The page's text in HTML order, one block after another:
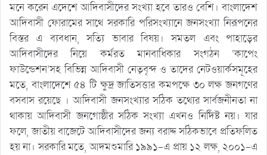
মনে করেন এদেশে আদিবাসীদের সংখ্যা হবে তারও বেশি। বাংলাদেশ
আদিবাসী ফোরামের সাথে সরকারি পরিসংখ্যানে জনসংখ্যা নিরূপনের
বিস্তর এ ব্যবধান, সত্যি ভাবার বিষয়। সমতল এবং পাহাড়ের
আদিবাসীদের নিয়ে কর্মরত মানবাধিকার সংগঠন ‘কাপেং
ফাউন্ডেশন’সহ বিভিন্ন আদিবাসী নেতৃবৃন্দ ও তাদের নেটওয়ার্কসমূহের
মতে, বাংলাদেশে ৫৪ টি ক্ষুদ্র জাতিসত্তার কমপক্ষে ৩০ লক্ষ জনগণের
বসবাস রয়েছে । আদিবাসী জনসংখ্যার সঠিক তথ্যের সার্বজনীনতা না
থাকায় আদিবাসী জনগোষ্ঠীর সঠিক সংখ্যা এখনও নির্দিষ্ট নয়। যার
ফলে, জাতীয় বাজেটে আদিবাসীদের জন্য বরাদ্দ সঠিকভাবে প্রতিফলিত
হয় না। সরকারি মতে, আদমশুমারি ১৯৯১-এ প্রায় ১২ লক্ষ, ২০০১-এ